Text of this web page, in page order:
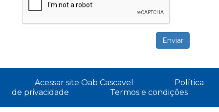
Acessar site Oab Cascavel
Política
de privacidade
Termos e condições